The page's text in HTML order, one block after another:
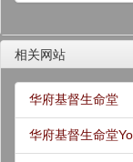
相关网站
华府基督生命堂
华府基督生命堂